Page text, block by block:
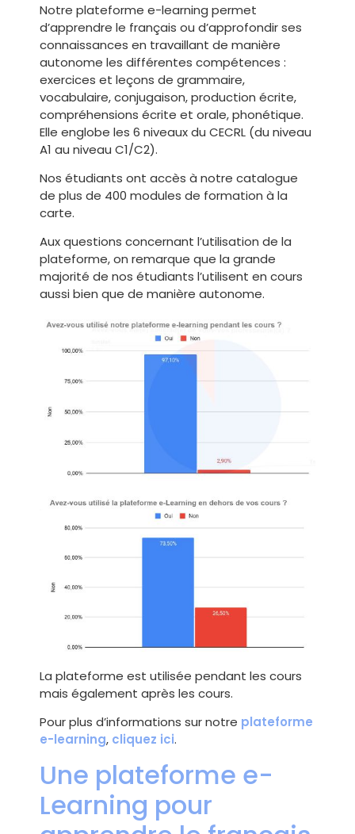
Notre plateforme e-learning permet
d’apprendre le français ou d’approfondir ses
connaissances en travaillant de manière
autonome les différentes compétences :
exercices et leçons de grammaire,
vocabulaire, conjugaison, production écrite,
compréhensions écrite et orale, phonétique.
Elle englobe les 6 niveaux du CECRL (du niveau
A1 au niveau C1/C2).
Nos étudiants ont accès à notre catalogue
de plus de 400 modules de formation à la
carte.
Aux questions concernant l’utilisation de la
plateforme, on remarque que la grande
majorité de nos étudiants l’utilisent en cours
aussi bien que de manière autonome.
La plateforme est utilisée pendant les cours
mais également après les cours.
Pour plus d’informations sur notre plateforme
e-learning, cliquez ici.
Une plateforme e-
Learning pour